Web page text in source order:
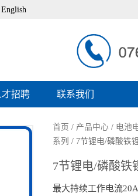
English
才招聘 联系我们
首页 / 产品中心 / 电池
系列 / 7节锂电/磷酸铁
7节锂电/磷酸铁
最大持续工作电流